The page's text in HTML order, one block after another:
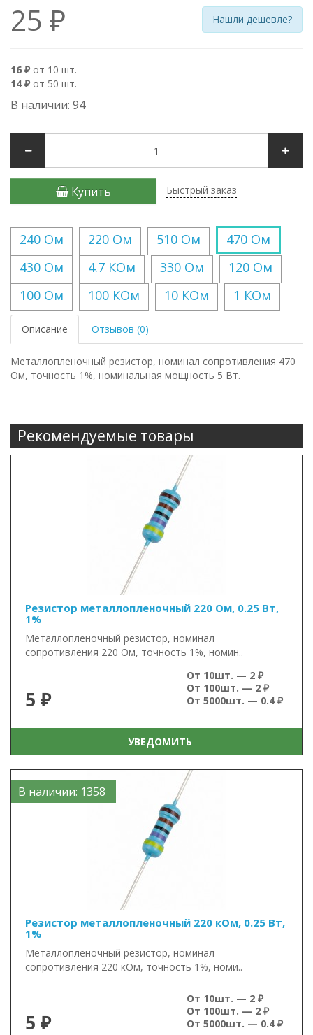
25 ₽ Нашли дешевле?
16 ₽ от 10 шт.
14 ₽ от 50 шт.
В наличии: 94
Купить Быстрый заказ
240 Ом 220 Ом 510 Ом
470 Ом
430 Ом
4.7 КОм 330 Ом
120 Ом
100 Ом
100 КОм 10 КОм 1 КОм
Описание Отзывов (0)
Металлопленочный резистор, номинал сопротивления 470
Ом, точность 1%, номинальная мощность 5 Вт.
Рекомендуемые товары
Резистор металлопленочный 220 Ом, 0.25 Вт,
1%
Металлопленочный резистор, номинал
сопротивления 220 Ом, точность 1%, номин..
5 ₽
От 10шт. — 2 ₽
От 100шт. — 2 ₽
От 5000шт. — 0.4 ₽
УВЕДОМИТЬ
В наличии: 1358
Резистор металлопленочный 220 кОм, 0.25 Вт,
1%
Металлопленочный резистор, номинал
сопротивления 220 кОм, точность 1%, номи..
5 ₽
От 10шт. — 2 ₽
От 100шт. — 2 ₽
От 5000шт. — 0.4 ₽